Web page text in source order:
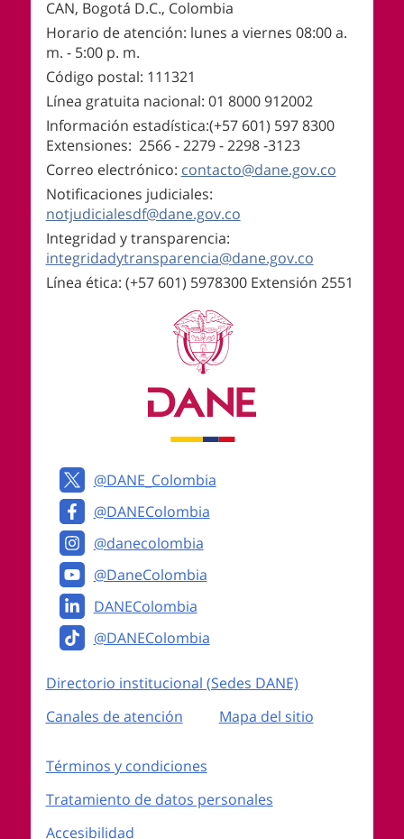
CAN, Bogotá D.C., Colombia
Horario de atención: lunes a viernes 08:00 a.
m. - 5:00 p. m.
Código postal: 111321
Línea gratuita nacional: 01 8000 912002
Información estadística:(+57 601) 597 8300
Extensiones: 2566 - 2279 - 2298 -3123
Correo electrónico: contacto@dane.gov.co
Notificaciones judiciales:
notjudicialesdf@dane.gov.co
Integridad y transparencia:
integridadytransparencia@dane.gov.co
Línea ética: (+57 601) 5978300 Extensión 2551
Logos institucionales
@DANE_Colombia
@DANEColombia
@danecolombia
@DaneColombia
DANEColombia
@DANEColombia
Enlaces institucionales
Directorio institucional (Sedes DANE)
Canales de atención
Mapa del sitio
Enlaces del sitio
Términos y condiciones
Tratamiento de datos personales
Accesibilidad